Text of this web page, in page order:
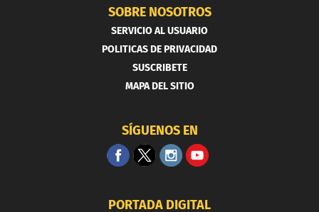
SOBRE NOSOTROS
SERVICIO AL USUARIO
POLITICAS DE PRIVACIDAD
SUSCRIBETE
MAPA DEL SITIO
SÍGUENOS EN
PORTADA DIGITAL